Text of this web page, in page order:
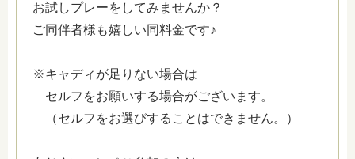
お試しプレーをしてみませんか？
ご同伴者様も嬉しい同料金です♪
※キャディが足りない場合は
セルフをお願いする場合がございます。
（セルフをお選びすることはできません。）